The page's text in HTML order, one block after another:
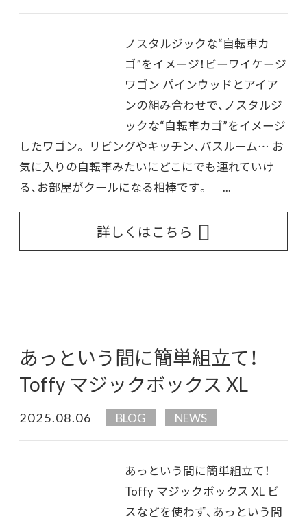
ノスタルジックな“自転車カ
ゴ”をイメージ！ビーワイケージ
ワゴン パインウッドとアイア
ンの組み合わせで、ノスタルジ
ックな“自転車カゴ”をイメージ
したワゴン。 リビングやキッチン、バスルーム… お
気に入りの自転車みたいにどこにでも連れていけ
る、お部屋がクールになる相棒です。 ...
詳しくはこちら
あっという間に簡単組立て！
Toffy マジックボックス XL
2025.08.06 BLOG NEWS
あっという間に簡単組立て！
Toffy マジックボックス XL ビ
スなどを使わず、あっという間